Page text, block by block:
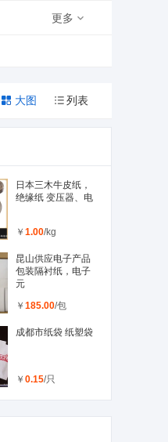
更多
列表
大图
日本三木牛皮纸，
绝缘纸 变压器、电
￥ 1.00/kg
昆山供应电子产品
包装隔衬纸，电子
元
￥ 185.00/包
成都市纸袋 纸塑袋
￥ 0.15/只